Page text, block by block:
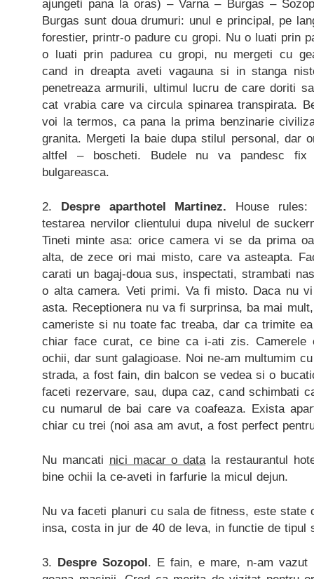
ajungeti pana la oras) – Varna – Burgas –
Burgas sunt doua drumuri: unul e principal, pe
forestier, printr-o padure cu gropi. Nu o luati prin
o luati prin padurea cu gropi, nu mergeti cu
cand in dreapta aveti vagauna si in stanga
penetreaza armurili, ultimul lucru de care doriti
cat vrabia care va circula spinarea transpirata.
voi la termos, ca pana la prima benzinarie
granita. Mergeti la baie dupa stilul personal, dar
altfel – boscheti. Budele nu va pandesc
bulgareasca.
2. Despre aparthotel Martinez. House rules:
testarea nervilor clientului dupa nivelul de
Tineti minte asa: orice camera vi se da prima
alta, de zece ori mai misto, care va asteapta.
carati un bagaj-doua sus, inspectati, strambati
o alta camera. Veti primi. Va fi misto. Daca nu
asta. Receptionera nu va fi surprinsa, ba mai
cameriste si nu toate fac treaba, dar ca trimite
chiar face curat, ce bine ca i-ati zis.
ochii, dar sunt galagioase. Noi ne-am multumim
strada, a fost fain, din balcon se vedea si o
faceti rezervare, sau, dupa caz, cand schimbati
cu numarul de bai care va coafeaza. Exista
chiar cu trei (noi asa am avut, a fost perfect
Nu mancati nici macar o datala restaurantul
bine ochii la ce-aveti in farfurie la micul dejun.
Nu va faceti planuri cu sala de fitness, este state
insa, costa in jur de 40 de leva, in functie de tipul
3. Despre Sozopol. E fain, e mare, n-am vazut